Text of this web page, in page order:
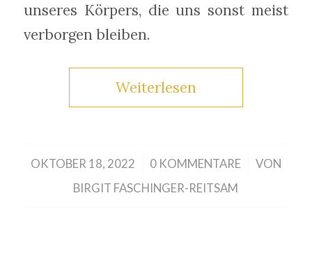
unseres Körpers, die uns sonst meist
verborgen bleiben.
Weiterlesen
OKTOBER 18, 2022
/ 0 KOMMENTARE
/
VON
BIRGIT FASCHINGER-REITSAM